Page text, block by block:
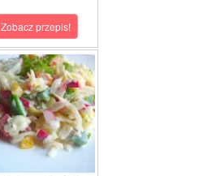
Zobacz przepis!